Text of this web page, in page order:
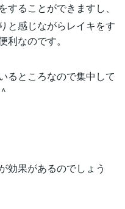
ることができますし、
と感じながらレイキをす
なのです。
るところなので集中して
果があるのでしょう